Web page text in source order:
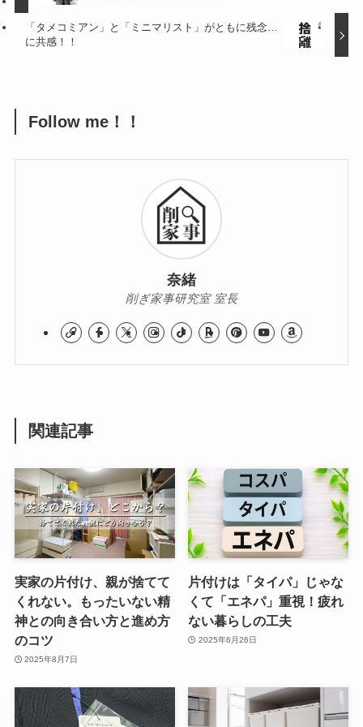
「タメコミアン」と「ミニマリスト」がともに残念…
に共感！！
Follow me！！
奈緒
削ぎ家事研究室 室長
関連記事
実家の片付け、親が捨てて
くれない。もったいない精
神との向き合い方と進め方
のコツ
2025年8月7日
片付けは「タイパ」じゃな
くて「エネパ」重視！疲れ
ない暮らしの工夫
2025年6月26日